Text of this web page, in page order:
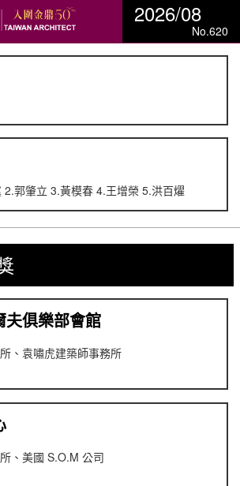
2026/08
No.620
郭肇立 3.黃模春 4.王增榮 5.洪百燿
夫俱樂部會館
、袁嘯虎建築師事務所
、美國 S.O.M 公司